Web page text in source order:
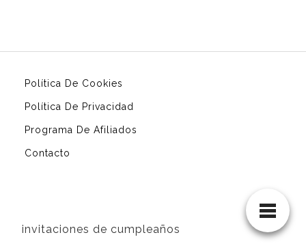
Política De Cookies
Política De Privacidad
Programa De Afiliados
Contacto
invitaciones de cumpleaños